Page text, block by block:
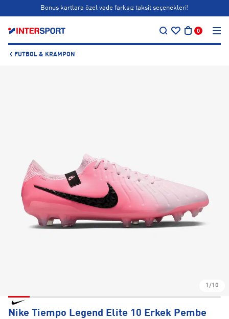
Bonus kartlara özel vade farksız taksit seçenekleri!
0
FUTBOL & KRAMPON
1/10
Nike Tiempo Legend Elite 10 Erkek Pembe